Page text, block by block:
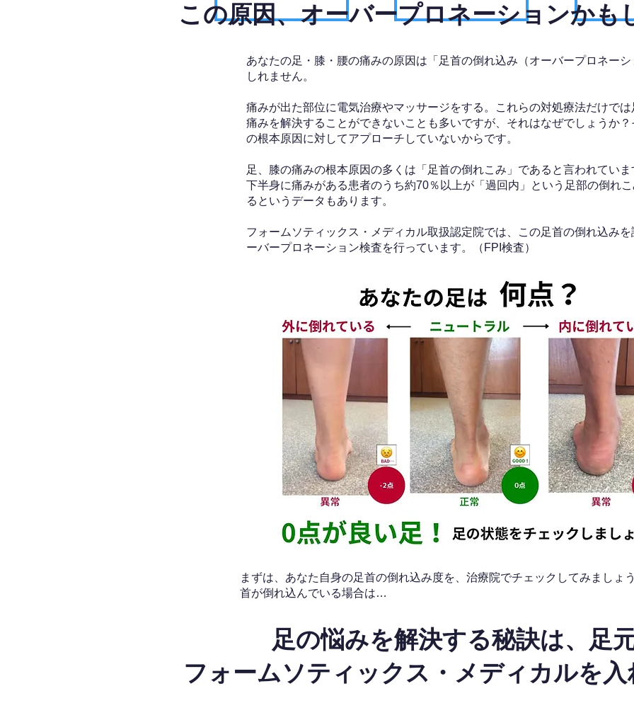
この原因、オーバープロネーションかも
あなたの足・膝・腰の痛みの原因は「足首の倒れ込み（オーバープロネー
しれません。
痛みが出た部位に電気治療やマッサージをする。これらの対処療法だけで
痛みを解決することができないことも多いですが、それはなぜでしょうか
の根本原因に対してアプローチしていないからです。
足、膝の痛みの根本原因の多くは「足首の倒れこみ」であると言われていま
下半身に痛みがある患者のうち約70％以上が「過回内」という足部の倒れ
るというデータもあります。
フォームソティックス・メディカル取扱認定院では、この足首の倒れ込み
ーバープロネーション検査を行っています。（FPI検査）​
まずは、あなた自身の足首の倒れ込み度を、治療院でチェックしてみましょ
首が倒れ込んでいる場合は…
足の悩みを解決する秘訣は、足
フォームソティックス・メディカルを